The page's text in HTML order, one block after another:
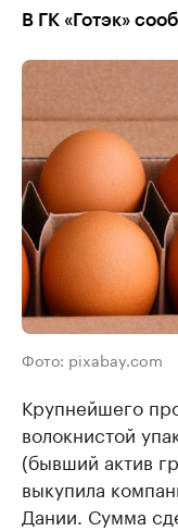
В ГК «Готэк»
Фото: pixabay.com
Крупнейшего
волокнистой
(бывший актив
выкупила
Дании. Сумма